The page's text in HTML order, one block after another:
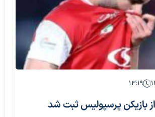
۱۳:۱۹
بازیکن پرسپولیس ثبت شد